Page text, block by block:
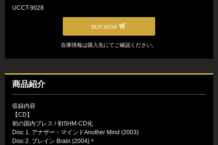
UCCT-9028
BUY NOW
在庫情報は購入先にてご確認ください。
商品紹介
収録内容
【CD】
初の国内プレス / 初SHM-CD化
Disc 1. アナザー・マインドAnother Mind (2003)
Disc 2. ブレイン Brain (2004)＊